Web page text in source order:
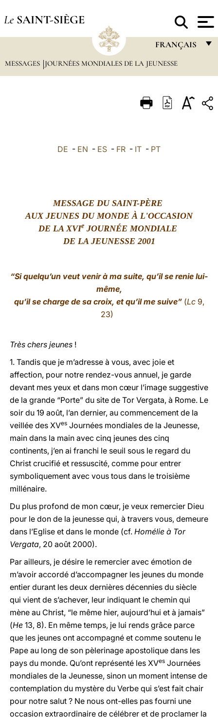
Le SAINT-SIÈGE
FRANÇAIS
FRANÇAIS
ITALIANO
中文
LATINE
MESSAGES JOURNÉES MONDIALES DE LA JEUNESSE
DE - EN - ES - FR - IT - PT
MESSAGE DU SAINT-PÈRE
AUX JEUNES DU MONDE À L'OCCASION
DE LA XVIe JOURNÉE MONDIALE
DE LA JEUNESSE 2001
“Si quelqu’un veut venir à ma suite, qu’il se renie lui-
même,
qu’il se charge de sa croix, et qu’il me suive” (Lc9,
23)
Très chers jeunes !
1. Tandis que je m’adresse à vous, avec joie et
affection, pour notre rendez-vous annuel, je garde
devant mes yeux et dans mon cœur l’image suggestive
de la grande “Porte” du site de Tor Vergata, à Rome. Le
soir du 19 août, l’an dernier, au commencement de la
veillée des XVes Journées mondiales de la Jeunesse,
main dans la main avec cinq jeunes des cinq
continents, j’en ai franchi le seuil sous le regard du
Christ crucifié et ressuscité, comme pour entrer
symboliquement avec vous tous dans le troisième
millénaire.
Du plus profond de mon cœur, je veux remercier Dieu
pour le don de la jeunesse qui, à travers vous, demeure
dans l’Eglise et dans le monde (cf. Homélie à Tor
Vergata, 20 août 2000).
Par ailleurs, je désire le remercier avec émotion de
m’avoir accordé d’accompagner les jeunes du monde
entier durant les deux dernières décennies du siècle
qui vient de s’achever, leur indiquant le chemin qui
mène au Christ, “le même hier, aujourd’hui et à jamais”
(He 13, 8). En même temps, je lui rends grâce parce
que les jeunes ont accompagné et comme soutenu le
Pape au long de son pèlerinage apostolique dans les
pays du monde. Qu’ont représenté les XVes Journées
mondiales de la Jeunesse, sinon un moment intense de
contemplation du mystère du Verbe qui s’est fait chair
pour notre salut ? Ne nous ont-elles pas fourni une
occasion extraordinaire de célébrer et de proclamer la